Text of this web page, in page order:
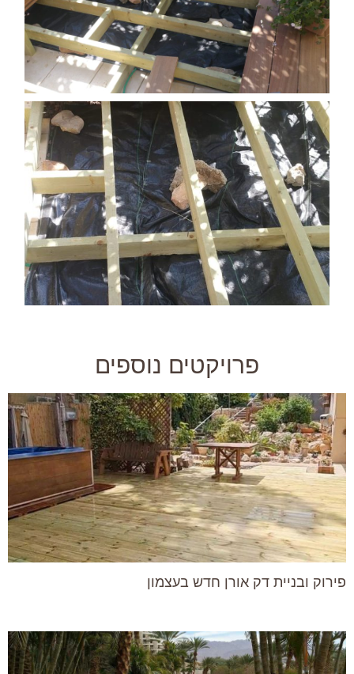
פרויקטים נוספים
פירוק ובניית דק אורן חדש בעצמון